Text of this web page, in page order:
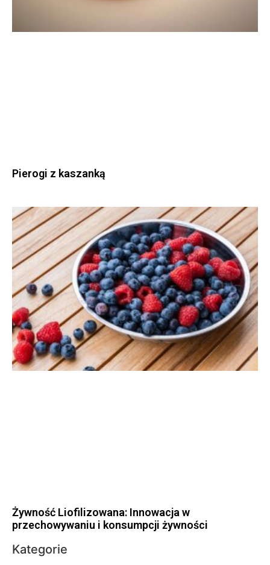
Pierogi z kaszanką
Żywność Liofilizowana: Innowacja w
przechowywaniu i konsumpcji żywności
Kategorie